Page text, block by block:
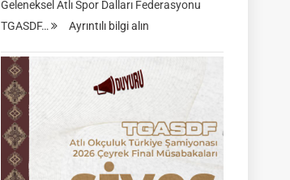
Geleneksel Atlı Spor Dalları Federasyonu
TGASDF…
Ayrıntılı bilgi alın
|
02
Ağustos